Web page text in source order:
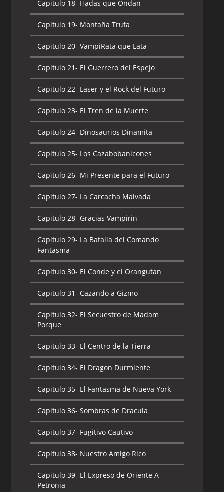
Capitulo 18- Hadas que Ondan
Capitulo 19- Montaña Trufa
Capitulo 20- VampiRata que Lata
Capitulo 21- El Guerrero del Espejo
Capitulo 22- Laser y el Rock del Futuro
Capitulo 23- El Tren de la Muerte
Capitulo 24- Dinosaurios Dinamita
Capitulo 25- Los Cazabobanicones
Capitulo 26- Mi Presente para el Futuro
Capitulo 27- La Carcacha Malvada
Capitulo 28- Gracias Vampirin
Capitulo 29- La Batalla del Comando
Fantasma
Capitulo 30- El Conde y el Orangutan
Capitulo 31- Cazando a Gizmo
Capitulo 32- El Secuestro de Madam
Porque
Capitulo 33- El Centro de la Tierra
Capitulo 34- El Dragon Durmiente
Capitulo 35- El Fantasma de Nueva York
Capitulo 36- Sombras de Dracula
Capitulo 37- Fugitivo Cautivo
Capitulo 38- Nuestro Amigo Rico
Capitulo 39- El Expreso de Oriente A
Petronia